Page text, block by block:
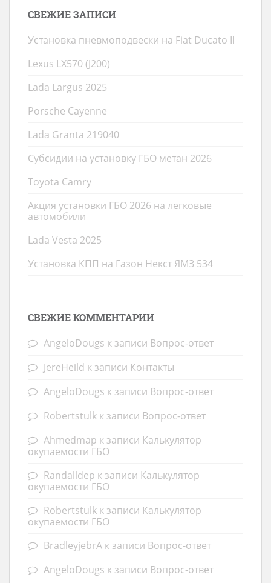
СВЕЖИЕ ЗАПИСИ
Установка пневмоподвески на Fiat Ducato II
Lexus LX570 (J200)
Lada Largus 2025
Porsche Cayenne
Lada Granta 219040
Субсидии на установку ГБО метан 2026
Toyota Camry
Акция установки ГБО 2026 на легковые
автомобили
Lada Vesta 2025
Установка КПП на Газон Некст ЯМЗ 534
СВЕЖИЕ КОММЕНТАРИИ
AngeloDougs к записи Вопрос-ответ
JereHeild к записи Контакты
AngeloDougs к записи Вопрос-ответ
Robertstulk к записи Вопрос-ответ
Ahmedmap к записи Калькулятор
окупаемости ГБО
Randalldep к записи Калькулятор
окупаемости ГБО
Robertstulk к записи Калькулятор
окупаемости ГБО
BradleyjebrA к записи Вопрос-ответ
AngeloDougs к записи Вопрос-ответ